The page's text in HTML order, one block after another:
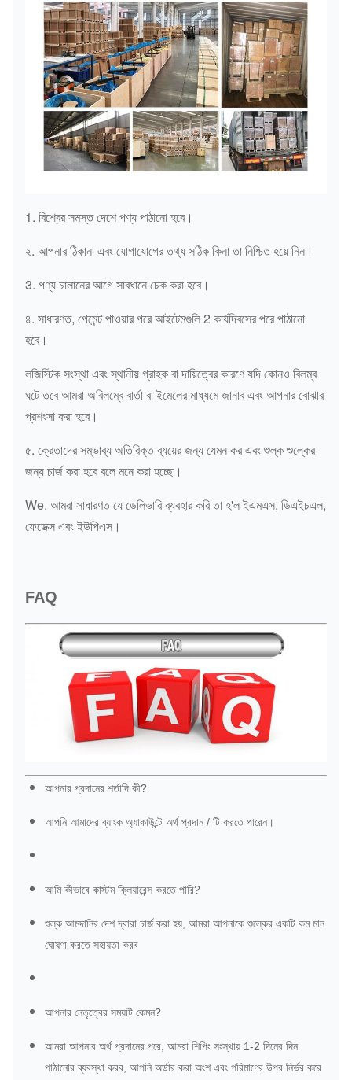
1. বিশ্বের সমস্ত দেশে পণ্য পাঠানো হবে।
২. আপনার ঠিকানা এবং যোগাযোগের তথ্য সঠিক কিনা তা নিশ্চিত হয়ে নিন।
3. পণ্য চালানের আগে সাবধানে চেক করা হবে।
৪. সাধারণত, পেমেন্ট পাওয়ার পরে আইটেমগুলি 2 কার্যদিবসের পরে পাঠানো
হবে।
লজিস্টিক সংস্থা এবং স্থানীয় গ্রাহক বা দায়িত্বের কারণে যদি কোনও বিলম্ব
ঘটে তবে আমরা অবিলম্বে বার্তা বা ইমেলের মাধ্যমে জানাব এবং আপনার বোঝার
প্রশংসা করা হবে।
৫. ক্রেতাদের সম্ভাব্য অতিরিক্ত ব্যয়ের জন্য যেমন কর এবং শুল্ক শুল্কের
জন্য চার্জ করা হবে বলে মনে করা হচ্ছে।
We. আমরা সাধারণত যে ডেলিভারি ব্যবহার করি তা হ'ল ইএমএস, ডিএইচএল,
ফেডেক্স এবং ইউপিএস।
FAQ
আপনার প্রদানের শর্তাদি কী?
আপনি আমাদের ব্যাংক অ্যাকাউন্টে অর্থ প্রদান / টি করতে পারেন।
আমি কীভাবে কাস্টম ক্লিয়ারেন্স করতে পারি?
শুল্ক আমদানির দেশ দ্বারা চার্জ করা হয়, আমরা আপনাকে শুল্কের একটি কম মান
ঘোষণা করতে সহায়তা করব
আপনার নেতৃত্বের সময়টি কেমন?
আমরা আপনার অর্থ প্রদানের পরে, আমরা শিপিং সংস্থায় 1-2 দিনের দিন
পাঠানোর ব্যবস্থা করব, আপনি অর্ডার করা অংশ এবং পরিমাণের উপর নির্ভর করে